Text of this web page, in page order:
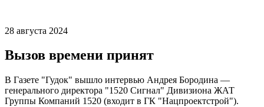
28 августа 2024
Вызов времени принят
В Газете "Гудок" вышло интервью Андрея Бородина —
генерального директора "1520 Сигнал" Дивизиона ЖАТ
Группы Компаний 1520 (входит в ГК "Нацпроектстрой").